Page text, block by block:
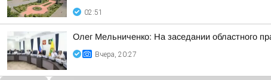
02:51
Олег Мельниченко: На заседании областного
Вчера, 20:27